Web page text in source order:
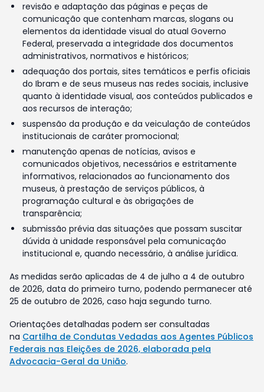
revisão e adaptação das páginas e peças de
comunicação que contenham marcas, slogans ou
elementos da identidade visual do atual Governo
Federal, preservada a integridade dos documentos
administrativos, normativos e históricos;
adequação dos portais, sites temáticos e perfis oficiais
do Ibram e de seus museus nas redes sociais, inclusive
quanto à identidade visual, aos conteúdos publicados e
aos recursos de interação;
suspensão da produção e da veiculação de conteúdos
institucionais de caráter promocional;
manutenção apenas de notícias, avisos e
comunicados objetivos, necessários e estritamente
informativos, relacionados ao funcionamento dos
museus, à prestação de serviços públicos, à
programação cultural e às obrigações de
transparência;
submissão prévia das situações que possam suscitar
dúvida à unidade responsável pela comunicação
institucional e, quando necessário, à análise jurídica.
As medidas serão aplicadas de 4 de julho a 4 de outubro
de 2026, data do primeiro turno, podendo permanecer até
25 de outubro de 2026, caso haja segundo turno.
Orientações detalhadas podem ser consultadas
na Cartilha de Condutas Vedadas aos Agentes Públicos
Federais nas Eleições de 2026, elaborada pela
Advocacia-Geral da União.